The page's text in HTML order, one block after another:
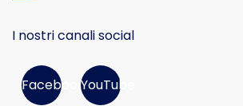
I nostri canali social
FacebookYouTube